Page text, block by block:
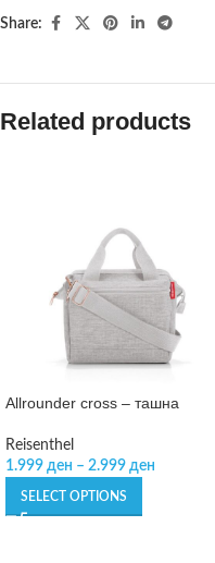
Share:
Related products
Allrounder cross – ташна
Reisenthel
1.999 ден – 2.999 ден
SELECT OPTIONS